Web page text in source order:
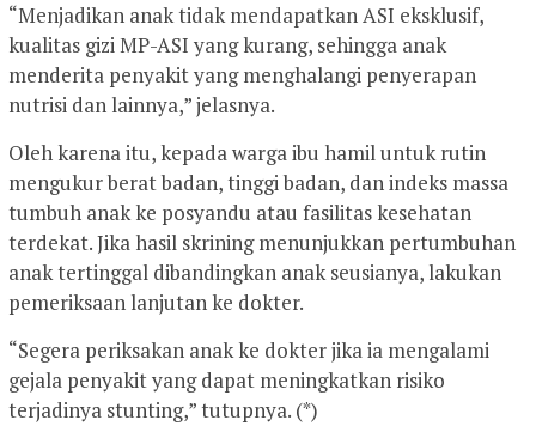
“Menjadikan anak tidak mendapatkan ASI eksklusif,
kualitas gizi MP-ASI yang kurang, sehingga anak
menderita penyakit yang menghalangi penyerapan
nutrisi dan lainnya,” jelasnya.
Oleh karena itu, kepada warga ibu hamil untuk rutin
mengukur berat badan, tinggi badan, dan indeks massa
tumbuh anak ke posyandu atau fasilitas kesehatan
terdekat. Jika hasil skrining menunjukkan pertumbuhan
anak tertinggal dibandingkan anak seusianya, lakukan
pemeriksaan lanjutan ke dokter.
“Segera periksakan anak ke dokter jika ia mengalami
gejala penyakit yang dapat meningkatkan risiko
terjadinya stunting,” tutupnya. (*)